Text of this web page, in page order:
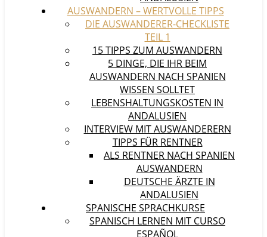
AUSWANDERN – WERTVOLLE TIPPS
DIE AUSWANDERER-CHECKLISTE
TEIL 1
15 TIPPS ZUM AUSWANDERN
5 DINGE, DIE IHR BEIM
AUSWANDERN NACH SPANIEN
WISSEN SOLLTET
LEBENSHALTUNGSKOSTEN IN
ANDALUSIEN
INTERVIEW MIT AUSWANDERERN
TIPPS FÜR RENTNER
ALS RENTNER NACH SPANIEN
AUSWANDERN
DEUTSCHE ÄRZTE IN
ANDALUSIEN
SPANISCHE SPRACHKURSE
SPANISCH LERNEN MIT CURSO
ESPAÑOL